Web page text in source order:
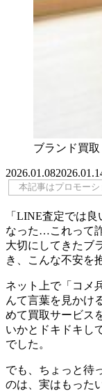
ブランド買取
2026.01.08
本記事はプロモー
「LINE査定では
なった…これって
大切にしてきたブ
き、こんな不安を
ネット上で「コメ
んて言葉を見かけ
めて買取サービス
いかとドキドキし
でした。
でも、ちょっと待
のは、実はもった